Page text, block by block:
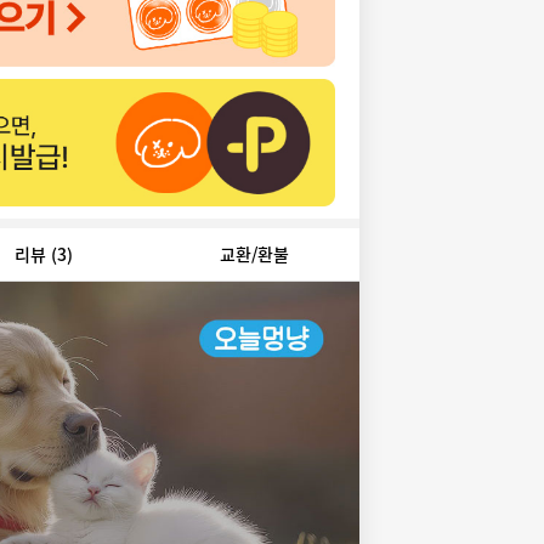
리뷰 (3) 교환/환불